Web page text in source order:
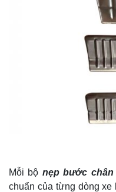
Mỗi bộ nẹp bước chân
chuẩn của từng dòng xe